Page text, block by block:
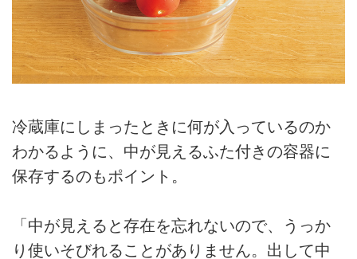
冷蔵庫にしまったときに何が入っているのか
わかるように、中が見えるふた付きの容器に
保存するのもポイント。
「中が見えると存在を忘れないので、うっか
り使いそびれることがありません。出して中